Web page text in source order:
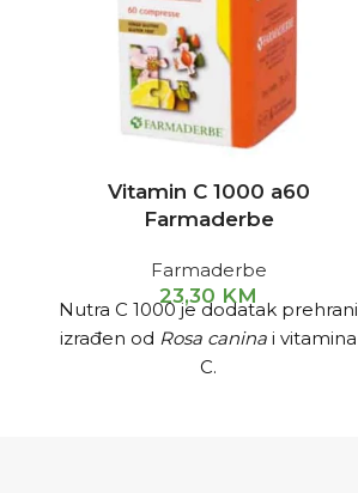
Vitamin C 1000 a60
Farmaderbe
Farmaderbe
23,30 KM
Nutra C 1000 je dodatak prehrani
izrađen od Rosa canina i vitamina
C.